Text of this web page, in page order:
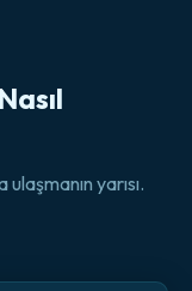
yarısı.